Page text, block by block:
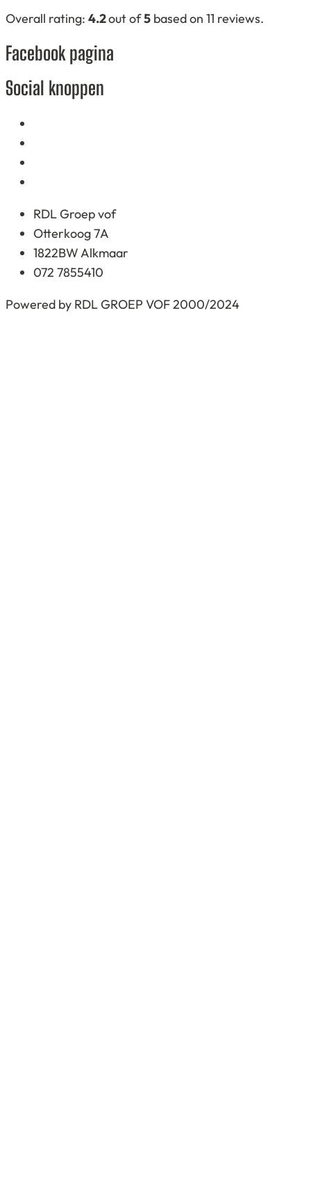
4,2
based
on
12.345
Overall rating: 4.2out of5 based on 11 reviews.
Facebook pagina
Social knoppen
RDL Groep vof
Otterkoog 7A
1822BW Alkmaar
072 7855410
Powered by RDL GROEP VOF 2000/2024